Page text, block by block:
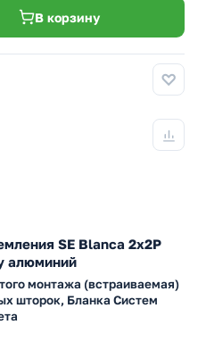
В корзину
SE Blanca 2х2Р
алюминий
монтажа (встраиваемая)
шторок, Бланка Систем